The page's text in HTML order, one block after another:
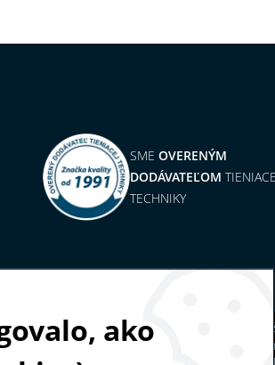
SME OVERENÝM
DODÁVATEĽOM
TECHNIKY
Na našich stránkach nájdete okrem
parlamentu a Rady (EÚ) 2016/679 o
ako